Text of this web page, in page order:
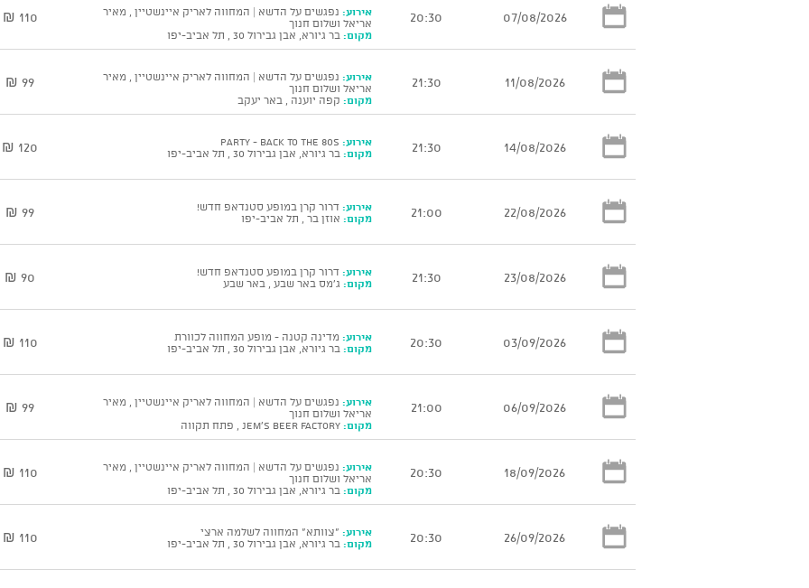
07/08/2026
20:30 אירוע: נפגשים על הדשא | המחווה לאריק איינשטיין , מאיר
אריאל ושלום חנוך
מקום: בר גיורא, אבן גבירול 30 , תל אביב-יפו
110 ₪
11/08/2026
21:30 אירוע: נפגשים על הדשא | המחווה לאריק איינשטיין , מאיר
אריאל ושלום חנוך
מקום: קפה יוענה , באר יעקב
99 ₪
14/08/2026
21:30 אירוע:
מקום: בר גיורא, אבן גבירול 30 , תל אביב-יפו 120 ₪
22/08/2026
21:00 אירוע: דרור קרן במופע סטנדאפ חדש!
מקום: אוזן בר , תל אביב-יפו 99 ₪
23/08/2026
21:30 אירוע: דרור קרן במופע סטנדאפ חדש!
מקום: ג'מס באר שבע , באר שבע 90 ₪
03/09/2026
20:30 אירוע: מדינה קטנה - מופע המחווה לכוורת
מקום: בר גיורא, אבן גבירול 30 , תל אביב-יפו 110 ₪
06/09/2026
21:00 אירוע: נפגשים על הדשא | המחווה לאריק איינשטיין , מאיר
אריאל ושלום חנוך
מקום:
99 ₪
18/09/2026
20:30 אירוע: נפגשים על הדשא | המחווה לאריק איינשטיין , מאיר
אריאל ושלום חנוך
מקום: בר גיורא, אבן גבירול 30 , תל אביב-יפו
110 ₪
26/09/2026
20:30 אירוע: "צוותא" המחווה לשלמה ארצי
מקום: בר גיורא, אבן גבירול 30 , תל אביב-יפו 110 ₪